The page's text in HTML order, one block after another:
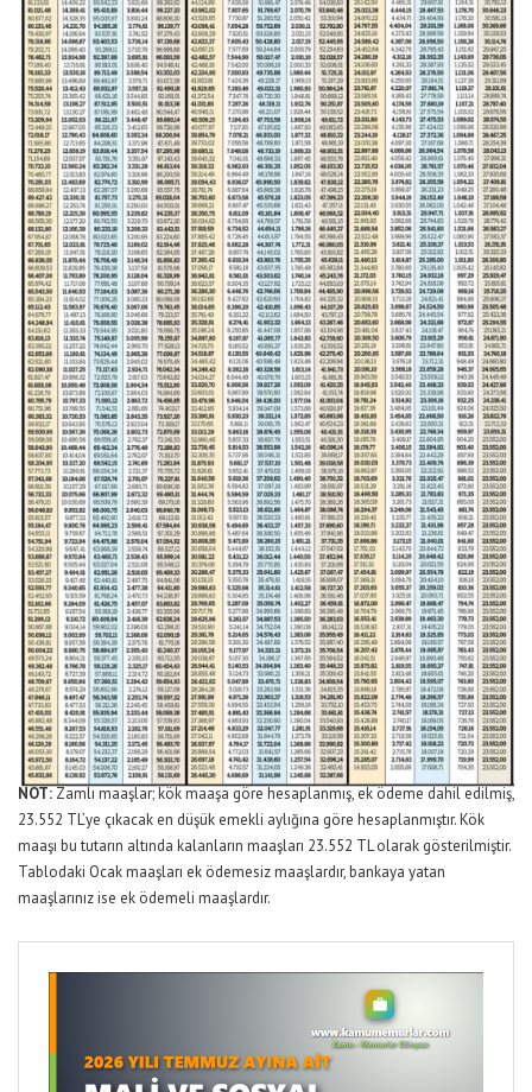
NOT:Zamlı maaşlar; kök maaşa göre hesaplanmış, ek ödeme dahil edilmiş,
23.552 TL’ye çıkacak en düşük emekli aylığına göre hesaplanmıştır. Kök
maaşı bu tutarın altında kalanların maaşları 23.552 TL olarak gösterilmiştir.
Tablodaki Ocak maaşları ek ödemesiz maaşlardır, bankaya yatan
maaşlarınız ise ek ödemeli maaşlardır.